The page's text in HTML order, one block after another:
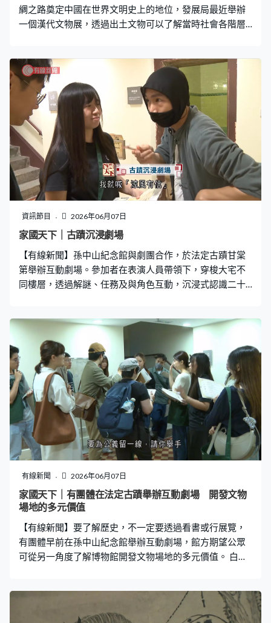
綢之路奠定中國在世界文明史上的地位，發展局最近舉辦
一個漢代文物展，透過出土文物可以了解當時社會各階層
漢人、漢服和漢文化的稱謂皆源於漢代。」 要了解漢代社
會的生活狀況，可以從衣、食、住、行，四方面的文物著
手，例如這件在湖南長沙出土的絲綿袍。古物古蹟辦事處
館長吳國樑：「這件衣服以絹面用朱紅、金黃、土黃和綠
色為主，4種顏色的絲線繡成圖案，好像卷曲的祥雲在樹上
的枝葉般伸展。另外也會看到這件衣服是右衽的，就是由
左邊覆去右邊，對於我們了解漢代的衣飾十分重要。」 所
謂民以食為天，從這份記錄陪葬物品的食物遣冊竹簡得
知，漢代貴族會進食牛、羊、鹿、兔等肉類，烹煮方法有
火烤、煙燻、油炸、水煮和風乾等，從這件用來加熱醬汁
的展品可以知道漢代人進食的方式。古物古蹟辦事處一級
助理館長李偉德：「當時漢代依然都是席地而坐，他們飲
宴時是自己一人一張桌子坐在地上，配備一個染爐，染爐
是有加熱功能，可以將醬汁加熱。而中間是爐身部分，底
下有托盤，承載跌下來的碳火等。」 在住方面，
資訊節目 2026年06月07日
家國天下｜古蹟沉浸劇場
【有線新聞】孫中山紀念館與劇團合作，於法定古蹟甘棠
第舉辦互動劇場。參加者在表演人員帶領下，穿梭大宅不
同樓層，透過解謎、任務及與角色互動，沉浸式認識二十
加者感受歷史氛圍；館方期望，跨界合作能吸引更多公眾
從多角度欣賞博物館的內涵，在互動中帶走新知識，讓歷
史古蹟成為學習文化的多元空間。 本集第二節訪問香港旅
遊業議會主席譚光舜，分享香港山東考察團所得的成果，
以至沉浸式互動體驗對香港未來旅遊業發展的幫助。
有線新聞 2026年06月07日
家國天下｜有團體在法定古蹟舉辦互動劇場 開發文物
場地的多元價值
【有線新聞】要了解歷史，不一定要透過看書或行展覽，
有團體早前在孫中山紀念館舉辦互動劇場，館方期望公眾
可從另一角度了解博物館開發文物場地的多元價值。 白小
博物館的連結更多。」白小姐這天參加了在孫中山紀念館
舉辦的互動劇場，在劇場表演者的帶領下遊覽整個紀念